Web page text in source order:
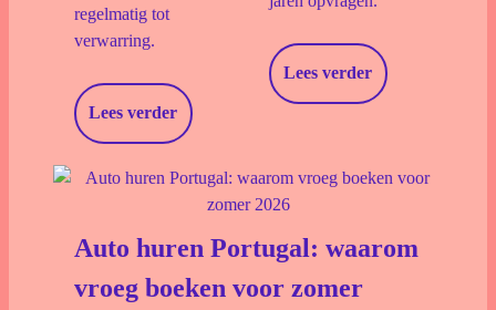
regelmatig tot
verwarring.
Lees verder
Lees verder
Auto huren Portugal: waarom
vroeg boeken voor zomer